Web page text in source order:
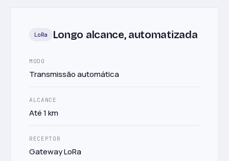
LoRa Longo alcance, automatizada
MODO
Transmissão automática
ALCANCE
Até 1 km
RECEPTOR
Gateway LoRa